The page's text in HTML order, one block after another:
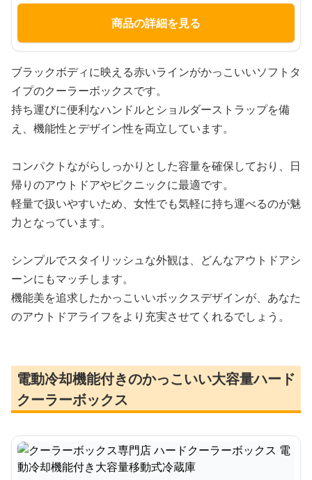
商品の詳細を見る
ブラックボディに映える赤いラインがかっこいいソフトタ
イプのクーラーボックスです。
持ち運びに便利なハンドルとショルダーストラップを備
え、機能性とデザイン性を両立しています。
コンパクトながらしっかりとした容量を確保しており、日
帰りのアウトドアやピクニックに最適です。
軽量で扱いやすいため、女性でも気軽に持ち運べるのが魅
力となっています。
シンプルでスタイリッシュな外観は、どんなアウトドアシ
ーンにもマッチします。
機能美を追求したかっこいいボックスデザインが、あなた
のアウトドアライフをより充実させてくれるでしょう。
電動冷却機能付きのかっこいい大容量ハード
クーラーボックス